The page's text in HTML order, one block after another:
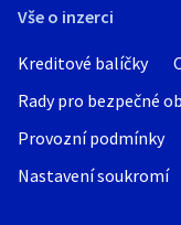
Great Wall
Bristol
MG
Vše o inzerci
Kreditové balíčky
Rady pro bezpečné
Provozní podmínky
Nastavení soukromí